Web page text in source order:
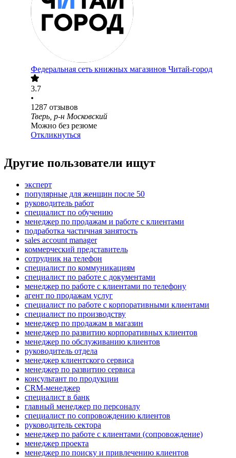
Федеральная сеть книжных магазинов Читай-город
3.7
•
1287 отзывов
Тверь, р-н Московский
Можно без резюме
Откликнуться
Другие пользователи ищут
эксперт
популярные для женщин после 50
руководитель работ
специалист по обучению
менеджер по продажам и работе с клиентами
подработка частичная занятость
sales account manager
коммерческий представитель
сотрудник на телефон
специалист по коммуникациям
специалист по работе с документами
менеджер по работе с клиентами по телефону
агент по продажам услуг
специалист по работе с корпоративными клиентами
специалист по производству
менеджер по продажам в магазин
менеджер по развитию корпоративных клиентов
менеджер по обслуживанию клиентов
руководитель отдела
менеджер клиентского сервиса
менеджер по развитию сервиса
консультант по продукции
CRM-менеджер
специалист в банк
главный менеджер по персоналу
специалист по сопровождению клиентов
руководитель сектора
менеджер по работе с клиентами (сопровождение)
менеджер проекта
менеджер по поиску и привлечению клиентов